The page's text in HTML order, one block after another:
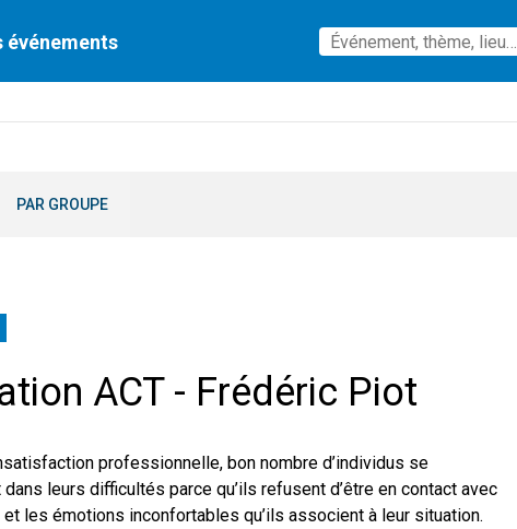
événements
PAR GROUPE
ACT - Frédéric Piot
professionnelle, bon nombre d’individus se
leurs difficultés parce qu’ils refusent d’être en contact avec
les émotions inconfortables qu’ils associent à leur situation.